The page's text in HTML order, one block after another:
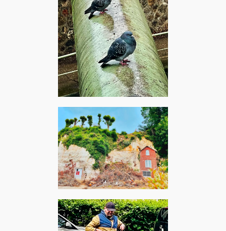
Pantin, janvier 2024 – Eileen
: Les pigeons
Cany-Barville, août 2024 –
Thick pigeons : Troglodytes